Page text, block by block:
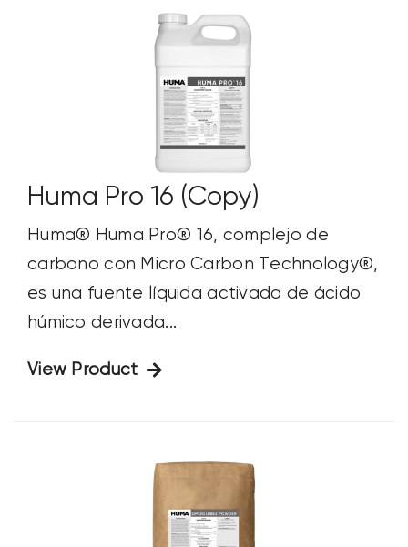
Huma Pro 16 (Copy)
Huma® Huma Pro® 16, complejo de
carbono con Micro Carbon Technology®,
es una fuente líquida activada de ácido
húmico derivada...
View Product